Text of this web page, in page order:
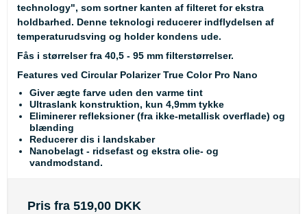
technology", som sortner kanten af filteret for ekstra
holdbarhed. Denne teknologi reducerer indflydelsen af
temperaturudsving og holder kondens ude.
Fås i størrelser fra 40,5 - 95 mm filterstørrelser.
Features ved Circular Polarizer True Color Pro Nano
Giver ægte farve uden den varme tint
Ultraslank konstruktion, kun 4,9mm tykke
Eliminerer refleksioner (fra ikke-metallisk overflade) og
blænding
Reducerer dis i landskaber
Nanobelagt - ridsefast og ekstra olie- og
vandmodstand.
Pris fra 519,00 DKK